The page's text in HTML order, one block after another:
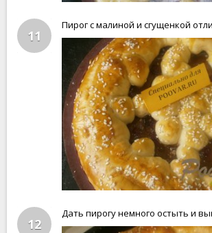
11
Пирог с малиной и сгущенкой
12
Дать пирогу немного остыть и